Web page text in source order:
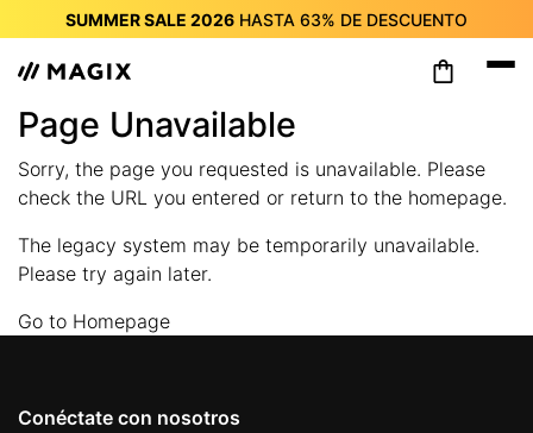
SUMMER SALE 2026 HASTA 63% DE DESCUENTO
SUMMER SALE 2026
DE DESCUENTO
SUMMER SALE 2026
HASTA
SUMMER SALE 2026HASTA
SUMMER SALE 2026HASTA63%DE DESCUENTO
SUMMER SALE 2026 HASTA63%DE DESCUENTO
Page Unavailable
Sorry, the page you requested is unavailable. Please
check the URL you entered or return to the homepage.
The legacy system may be temporarily unavailable.
Please try again later.
Go to Homepage
Conéctate con nosotros